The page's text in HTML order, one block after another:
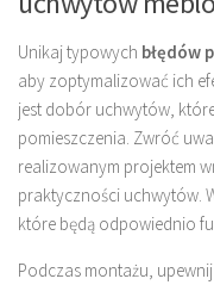
Unikaj typowych błędów
aby zoptymalizować ich
jest dobór uchwytów,
pomieszczenia. Zwróć
realizowanym projektem
praktyczności uchwytów.
które będą odpowiednio
Podczas montażu,